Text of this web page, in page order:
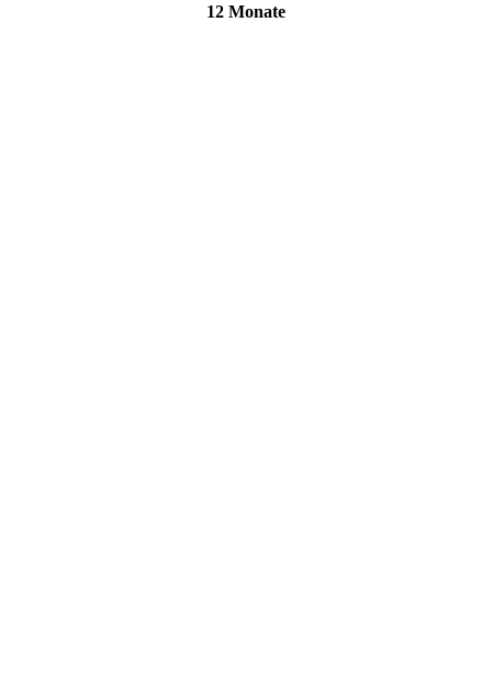
12 Monate